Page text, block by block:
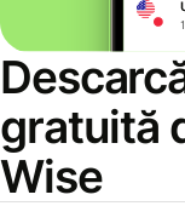
gratuită
Wise